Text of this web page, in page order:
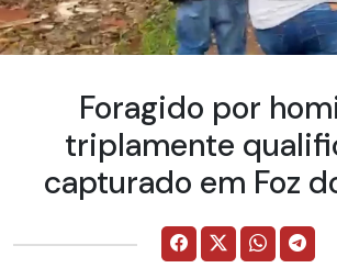
Foragido por
triplamente
capturado em Foz